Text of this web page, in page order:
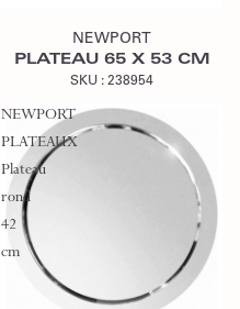
NEWPORT
PLATEAU 65 X 53 CM
SKU : 238954
NEWPORT
PLATEAUX
Plateau
rond
42
cm
Ajouter au devis